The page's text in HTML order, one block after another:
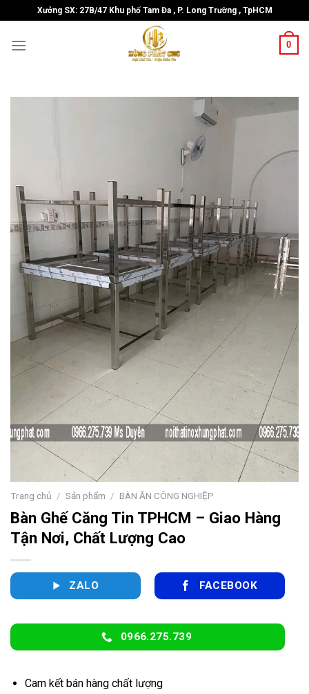
to
content
Xưởng SX: 27B/47 Khu phố Tam Đa , P. Long Trường , TpHCM
0
Trang chủ / Sản phẩm / BÀN ĂN CÔNG NGHIỆP
Bàn Ghế Căng Tin TPHCM – Giao Hàng
Tận Nơi, Chất Lượng Cao
ZALO FACEBOOK
0966.275.739
Cam kết bán hàng chất lượng